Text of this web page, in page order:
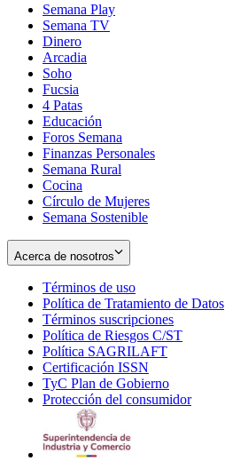
Semana Play
Semana TV
Dinero
Arcadia
Soho
in
new
window
Fucsia
in
new
window
4 Patas
Educación
Foros Semana
Finanzas Personales
Semana Rural
Cocina
Círculo de Mujeres
Semana Sostenible
Acerca de nosotros
Términos de uso
in
new
window
Política de Tratamiento de Datos
Términos suscripciones
in
Política de Riesgos C/ST
Política SAGRILAFT
new
window
Certificación ISSN
in
new
TyC Plan de Gobierno
in
Protección del consumidorOpens